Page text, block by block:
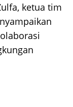
ketua tim